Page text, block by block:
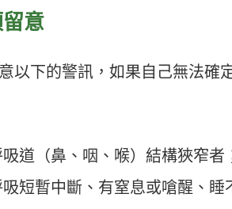
意
以下的警訊，如果自己無法確
道（鼻、咽、喉）結構狹窄者
短暫中斷、有窒息或嗆醒、睡